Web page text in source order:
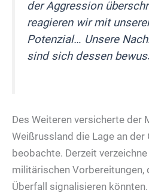
der Aggression
reagieren wir mit
Potenzial… Unsere
sind sich dessen
Des Weiteren versicherte der
Weißrussland die Lage an der
beobachte. Derzeit
militärischen Vorbereitungen,
Überfall signalisieren